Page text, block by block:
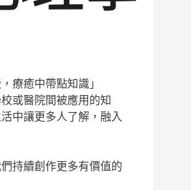
療癒中帶點知識」
或醫院間被應用的知
中讓更多人了解，融入
持續創作更多有價值的